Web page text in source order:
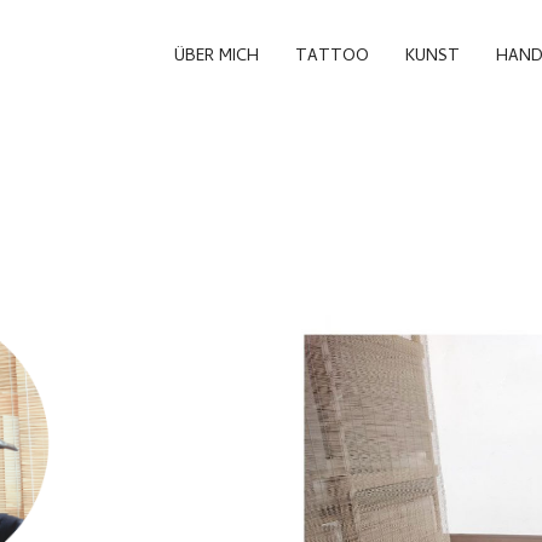
ÜBER MICH TATTOO KUNST